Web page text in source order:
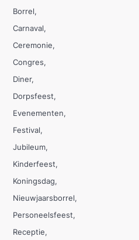
Borrel
Carnaval
Ceremonie
Congres
Diner
Dorpsfeest
Evenementen
Festival
Jubileum
Kinderfeest
Koningsdag
Nieuwjaarsborrel
Personeelsfeest
Receptie